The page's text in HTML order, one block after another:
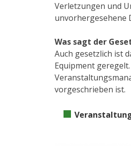
Verletzungen und
unvorhergesehene
Was sagt der
Auch gesetzlich ist
Equipment
vorgeschrieben ist.